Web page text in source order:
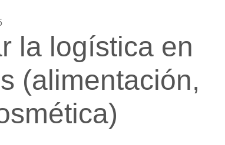
la logística en
(alimentación,